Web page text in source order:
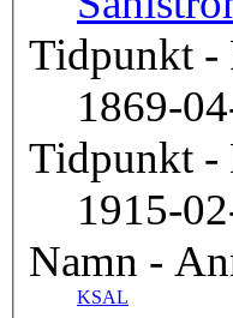
Tidpunkt -
1869-
Tidpunkt -
1915-
Namn -
KSAL